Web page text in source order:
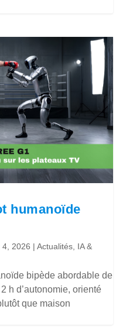
humanoïde
4, 2026 |Actualités IA &
bipède abordable de
h d’autonomie, orienté
que maison